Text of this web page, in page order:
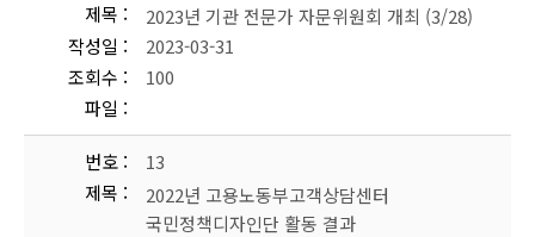
제목
2023년 기관 전문가 자문위원회 개최 (3/28)
작성일
2023-03-31
조회수
100
파일
번호
13
제목
2022년 고용노동부고객상담센터
국민정책디자인단 활동 결과